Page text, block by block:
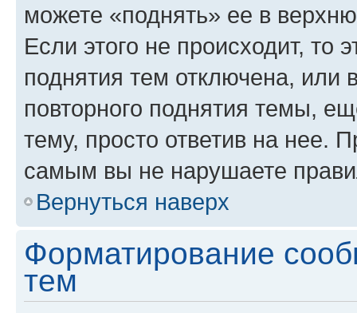
можете «поднять» ее в
Если этого не происходит, то
поднятия тем отключена, или
повторного поднятия темы,
тему, просто ответив на нее.
самым вы не нарушаете
Вернуться наверх
Форматирование
тем